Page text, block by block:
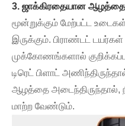
3. ஜாக்கிரதையான ஆழத்தை
மூன்றுக்கும் மேற்பட்ட உடைகள்
இருக்கும். பிராண்டட் டயர்கள்
முக்கோணங்களால்
டிரெட் பிளாட்
ஆழத்தை அடைந்திருந்தால்,
மாற்ற வேண்டும்.